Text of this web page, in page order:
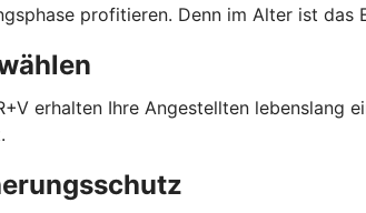
profitieren. Denn im Alter ist
erhalten Ihre Angestellten lebenslang